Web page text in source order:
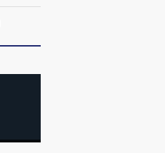
育部长拱下台